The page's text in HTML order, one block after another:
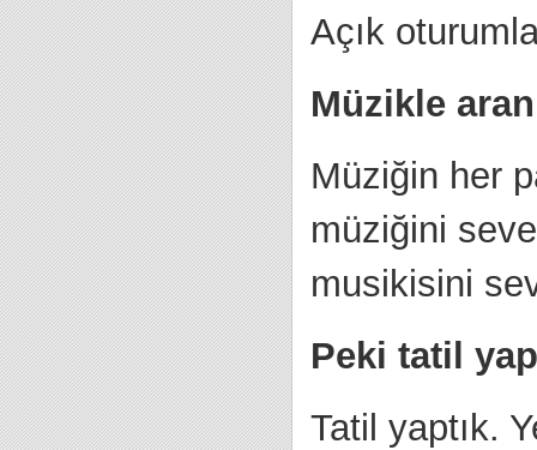
Açık
Müzikle
Müziğin her
müziğini
musikisini
Peki tatil
Tatil yaptık.